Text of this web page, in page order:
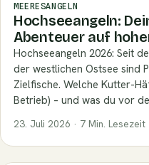
MEERESANGELN
Hochseeangeln:
Abenteuer auf
Hochseeangeln 2026: Seit
der westlichen Ostsee sind
Zielfische. Welche Kutter-
Betrieb) – und was du vor
23. Juli 2026 · 7 Min. Lesezeit